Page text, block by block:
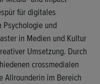
für digitales
und
in Medien und Kultur
Umsetzung. Durch
crossmedialen
Allrounderin im Bereich